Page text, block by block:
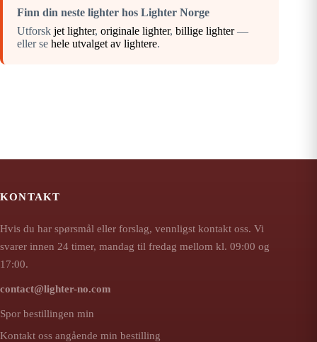
Finn din neste lighter hos Lighter Norge
Utforsk jet lighter, originale lighter, billige lighter—
eller se hele utvalget av lightere.
KONTAKT
Hvis du har spørsmål eller forslag, vennligst kontakt oss. Vi
svarer innen 24 timer, mandag til fredag mellom kl. 09:00 og
17:00.
contact@lighter-no.com
Spor bestillingen min
Kontakt oss angående min bestilling